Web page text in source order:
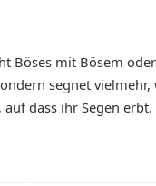
Böses mit Bösem
segnet vielmehr,
dass ihr Segen erbt.